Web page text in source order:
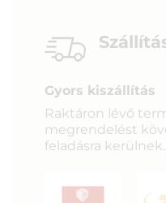
Gyors kiszállítás
Raktáron lévő
megrendelést
feladásra kerülnek.